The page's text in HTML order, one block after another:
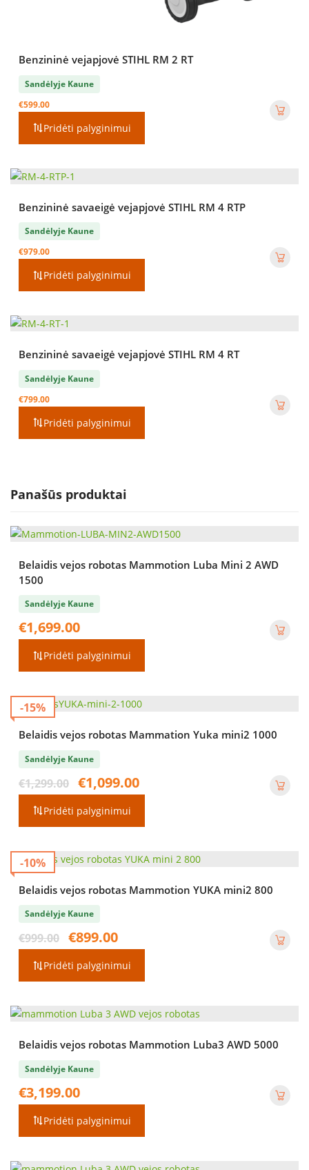
Benzininė vejapjovė STIHL RM 2 RT
Sandėlyje Kaune
€599.00
Pridėti palyginimui
Benzininė savaeigė vejapjovė STIHL RM 4 RTP
Sandėlyje Kaune
€979.00
Pridėti palyginimui
Benzininė savaeigė vejapjovė STIHL RM 4 RT
Sandėlyje Kaune
€799.00
Pridėti palyginimui
Panašūs produktai
Belaidis vejos robotas Mammotion Luba Mini 2 AWD
1500
Sandėlyje Kaune
€1,699.00
Pridėti palyginimui
-15%
Belaidis vejos robotas Mammation Yuka mini2 1000
Sandėlyje Kaune
€1,299.00
Original
price
was:
€1,299.00.
€1,099.00
Pridėti palyginimui
-10%
Belaidis vejos robotas Mammotion YUKA mini2 800
Sandėlyje Kaune
€999.00
Original
price
was:
€999.00.
€899.00
€899.00.
Pridėti palyginimui
Belaidis vejos robotas Mammotion Luba3 AWD 5000
Sandėlyje Kaune
€3,199.00
Pridėti palyginimui